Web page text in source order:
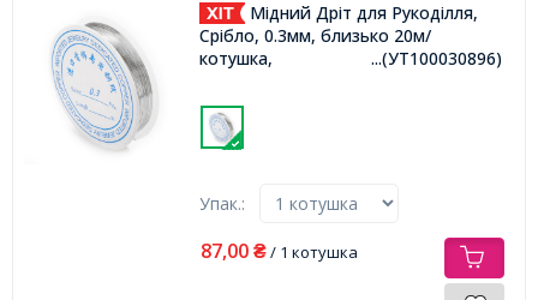
Мідний Дріт для Рукоділля,
Срібло, 0.3мм, близько 20м/
котушка,
...(УТ100030896)
Упак.:
87,00 ₴/ 1 котушка